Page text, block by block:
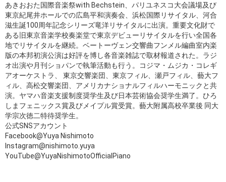
あきおおた国際音楽祭with Bechstein、パリユネスコ大会議場及び
東京紀尾井ホールでの広島平和演奏会、浜松国際リサイタル、河合
滋生誕100周年記念シリーズ竜洋リサイタルに出演。重要文化財で
ある旧東京音楽学校奏楽堂で東京デビューリサイタルを行い全国各
地でリサイタルを継続。ベートーヴェン交響曲フンメル編曲室内楽
版の本邦初演公演は好評を博し各音楽雑誌で取材報道された。ラジ
オ出演や月刊ショパンで執筆活動も行う。コジマ・ムジカ・コレギ
アオーケストラ、 東京交響楽団、東京フィル、瀬戸フィル、藝大フ
ィル、高松交響楽団、アメリカナショナルフィルハーモニックと共
演。ヤマハ音楽支援制度奨学生及び日本芸術協会奨学生満了。ひろ
しまフェニックス賞及びメイプル賞受賞。藝大附属高校卒業後 同大
学宗次徳二特待奨学生。
公式SNSアカウント
Facebook@Yuya Nishimoto
Instagram@nishimoto.yuya
YouTube@YuyaNishimotoOfficialPiano